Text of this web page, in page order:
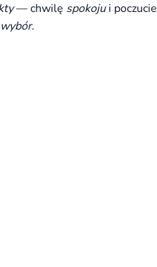
— chwilę spokojui poczucie
.